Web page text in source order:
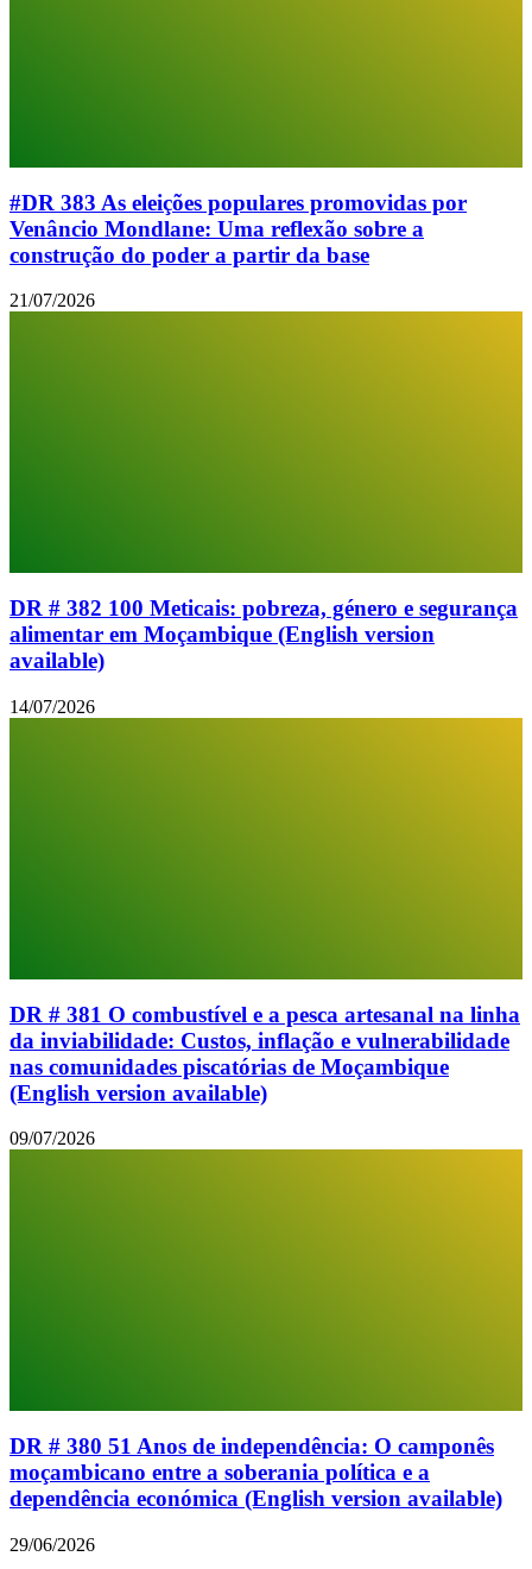
#DR 383 As eleições populares promovidas por
Venâncio Mondlane: Uma reflexão sobre a
construção do poder a partir da base
21/07/2026
DR # 382 100 Meticais: pobreza, género e segurança
alimentar em Moçambique (English version
available)
14/07/2026
DR # 381 O combustível e a pesca artesanal na linha
da inviabilidade: Custos, inflação e vulnerabilidade
nas comunidades piscatórias de Moçambique
(English version available)
09/07/2026
DR # 380 51 Anos de independência: O camponês
moçambicano entre a soberania política e a
dependência económica (English version available)
29/06/2026